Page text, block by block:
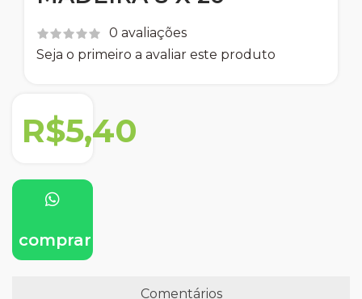
0 avaliações
Seja o primeiro a avaliar este produto
R$5,40
comprar
Comentários